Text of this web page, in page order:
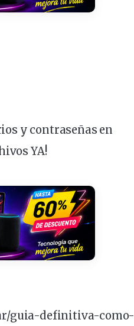
y contraseñas en
YA!
guia-definitiva-como-